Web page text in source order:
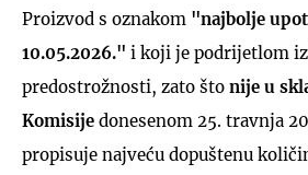
Proizvod s oznakom "najbolje
10.05.2026." i koji je podrijetlom
predostrožnosti, zato što nije u
Komisije donesenom 25. travnja
propisuje najveću dopuštenu